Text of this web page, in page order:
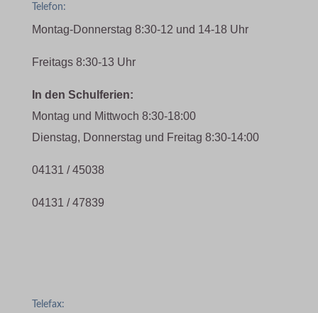
Telefon:
Montag-Donnerstag 8:30-12 und 14-18 Uhr
Freitags 8:30-13 Uhr
In den Schulferien:
Montag und Mittwoch 8:30-18:00
Dienstag, Donnerstag und Freitag 8:30-14:00
04131 / 45038
04131 / 47839
Telefax: